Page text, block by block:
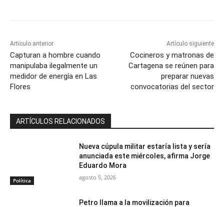
Artículo anterior
Capturan a hombre cuando
manipulaba ilegalmente un
medidor de energía en Las
Flores
Artículo siguiente
Cocineros y matronas de
Cartagena se reúnen para
preparar nuevas
convocatorias del sector
ARTÍCULOS RELACIONADOS
Política
Nueva cúpula militar estaría lista y sería
anunciada este miércoles, afirma Jorge
Eduardo Mora
agosto 5, 2026
Petro llama a la movilización para